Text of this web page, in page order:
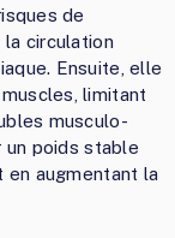
de
la circulation
Ensuite, elle
limitant
musculo-
un poids stable
en augmentant la